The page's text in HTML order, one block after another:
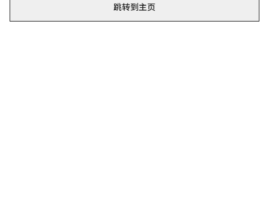
跳转到主页